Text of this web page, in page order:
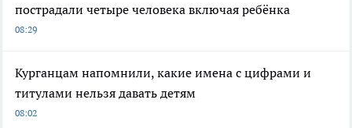
пострадали четыре человека включая ребёнка
08:29
Курганцам напомнили, какие имена с цифрами и
титулами нельзя давать детям
08:02